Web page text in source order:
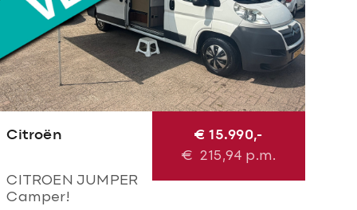
Citroën
CITROEN JUMPER
Camper!
€ 15.990,-
€ 215,94 p.m.